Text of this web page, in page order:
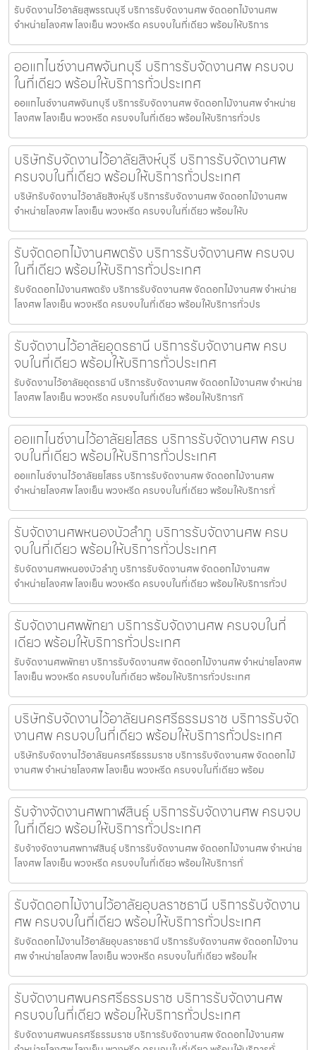
รับจัดงานไว้อาลัยสุพรรณบุรี บริการรับจัดงานศพ จัดดอกไม้งานศพ
จำหน่ายโลงศพ โลงเย็น พวงหรีด ครบจบในที่เดียว พร้อมให้บริการ
ออแกไนซ์งานศพจันทบุรี บริการรับจัดงานศพ ครบจบ
ในที่เดียว พร้อมให้บริการทั่วประเทศ
ออแกไนซ์งานศพจันทบุรี บริการรับจัดงานศพ จัดดอกไม้งานศพ จำหน่าย
โลงศพ โลงเย็น พวงหรีด ครบจบในที่เดียว พร้อมให้บริการทั่วปร
บริษัทรับจัดงานไว้อาลัยสิงห์บุรี บริการรับจัดงานศพ
ครบจบในที่เดียว พร้อมให้บริการทั่วประเทศ
บริษัทรับจัดงานไว้อาลัยสิงห์บุรี บริการรับจัดงานศพ จัดดอกไม้งานศพ
จำหน่ายโลงศพ โลงเย็น พวงหรีด ครบจบในที่เดียว พร้อมให้บ
รับจัดดอกไม้งานศพตรัง บริการรับจัดงานศพ ครบจบ
ในที่เดียว พร้อมให้บริการทั่วประเทศ
รับจัดดอกไม้งานศพตรัง บริการรับจัดงานศพ จัดดอกไม้งานศพ จำหน่าย
โลงศพ โลงเย็น พวงหรีด ครบจบในที่เดียว พร้อมให้บริการทั่วปร
รับจัดงานไว้อาลัยอุดรธานี บริการรับจัดงานศพ ครบ
จบในที่เดียว พร้อมให้บริการทั่วประเทศ
รับจัดงานไว้อาลัยอุดรธานี บริการรับจัดงานศพ จัดดอกไม้งานศพ จำหน่าย
โลงศพ โลงเย็น พวงหรีด ครบจบในที่เดียว พร้อมให้บริการทั
ออแกไนซ์งานไว้อาลัยยโสธร บริการรับจัดงานศพ ครบ
จบในที่เดียว พร้อมให้บริการทั่วประเทศ
ออแกไนซ์งานไว้อาลัยยโสธร บริการรับจัดงานศพ จัดดอกไม้งานศพ
จำหน่ายโลงศพ โลงเย็น พวงหรีด ครบจบในที่เดียว พร้อมให้บริการทั่
รับจัดงานศพหนองบัวลำภู บริการรับจัดงานศพ ครบ
จบในที่เดียว พร้อมให้บริการทั่วประเทศ
รับจัดงานศพหนองบัวลำภู บริการรับจัดงานศพ จัดดอกไม้งานศพ
จำหน่ายโลงศพ โลงเย็น พวงหรีด ครบจบในที่เดียว พร้อมให้บริการทั่วป
รับจัดงานศพพัทยา บริการรับจัดงานศพ ครบจบในที่
เดียว พร้อมให้บริการทั่วประเทศ
รับจัดงานศพพัทยา บริการรับจัดงานศพ จัดดอกไม้งานศพ จำหน่ายโลงศพ
โลงเย็น พวงหรีด ครบจบในที่เดียว พร้อมให้บริการทั่วประเทศ
บริษัทรับจัดงานไว้อาลัยนครศรีธรรมราช บริการรับจัด
งานศพ ครบจบในที่เดียว พร้อมให้บริการทั่วประเทศ
บริษัทรับจัดงานไว้อาลัยนครศรีธรรมราช บริการรับจัดงานศพ จัดดอกไม้
งานศพ จำหน่ายโลงศพ โลงเย็น พวงหรีด ครบจบในที่เดียว พร้อม
รับจ้างจัดงานศพกาฬสินธุ์ บริการรับจัดงานศพ ครบจบ
ในที่เดียว พร้อมให้บริการทั่วประเทศ
รับจ้างจัดงานศพกาฬสินธุ์ บริการรับจัดงานศพ จัดดอกไม้งานศพ จำหน่าย
โลงศพ โลงเย็น พวงหรีด ครบจบในที่เดียว พร้อมให้บริการทั่
รับจัดดอกไม้งานไว้อาลัยอุบลราชธานี บริการรับจัดงาน
ศพ ครบจบในที่เดียว พร้อมให้บริการทั่วประเทศ
รับจัดดอกไม้งานไว้อาลัยอุบลราชธานี บริการรับจัดงานศพ จัดดอกไม้งาน
ศพ จำหน่ายโลงศพ โลงเย็น พวงหรีด ครบจบในที่เดียว พร้อมให
รับจัดงานศพนครศรีธรรมราช บริการรับจัดงานศพ
ครบจบในที่เดียว พร้อมให้บริการทั่วประเทศ
รับจัดงานศพนครศรีธรรมราช บริการรับจัดงานศพ จัดดอกไม้งานศพ